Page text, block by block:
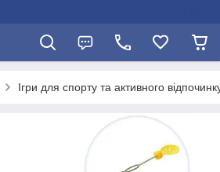
Ігри для спорту та активного